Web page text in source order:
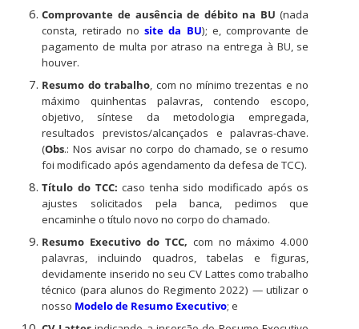
Comprovante de ausência de débito na BU (nada
consta, retirado nosite da BU); e, comprovante de
pagamento de multa por atraso na entrega à BU, se
houver.
Resumo do trabalho, com no mínimo trezentas e no
máximo quinhentas palavras, contendo escopo,
objetivo, síntese da metodologia empregada,
resultados previstos/alcançados e palavras-chave.
(Obs.: Nos avisar no corpo do chamado, se o resumo
foi modificado após agendamento da defesa de TCC).
Título do TCC: caso tenha sido modificado após os
ajustes solicitados pela banca, pedimos que
encaminhe o título novo no corpo do chamado.
Resumo Executivo do TCC, com no máximo 4.000
palavras, incluindo quadros, tabelas e figuras,
devidamente inserido no seu CV Lattes como trabalho
técnico (para alunos do Regimento 2022) — utilizar o
nosso Modelo de Resumo Executivo; e